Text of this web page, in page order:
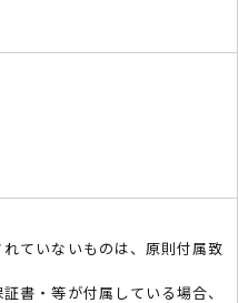
ていないものは、原則付属致
書・等が付属している場合、